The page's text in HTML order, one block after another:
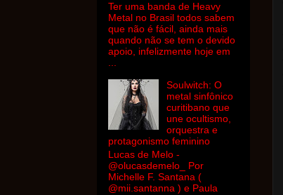
Ter uma banda de Heavy
Metal no Brasil todos sabem
que não é fácil, ainda mais
quando não se tem o devido
apoio, infelizmente hoje em
...
Soulwitch: O
metal sinfônico
curitibano que
une ocultismo,
orquestra e
protagonismo feminino
Lucas de Melo -
@olucasdemelo_ Por
Michelle F. Santana (
@mii.santanna ) e Paula